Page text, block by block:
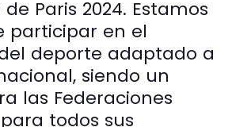
Paris 2024. Estamos
participar en el
deporte adaptado a
siendo un
las Federaciones
todos sus